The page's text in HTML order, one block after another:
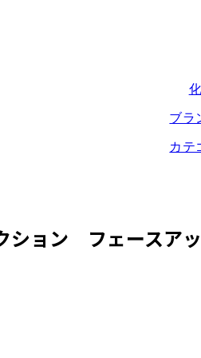
ブラ
カテ
ション フェースア